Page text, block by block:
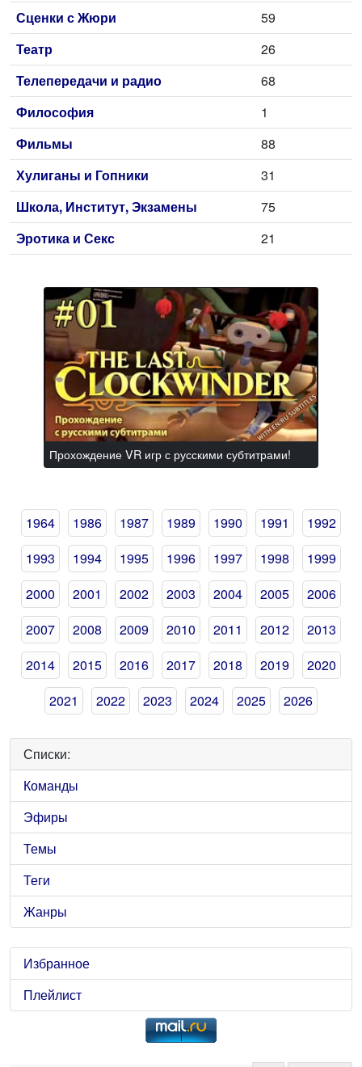
Сценки с Жюри
59
Театр
26
Телепередачи и радио
68
Философия
1
Фильмы
88
Хулиганы и Гопники
31
Школа, Институт, Экзамены
75
Эротика и Секс
21
Прохождение VR игр с русскими субтитрами!
1964 1986 1987 1989 1990 1991
1992
1993
1994 1995 1996 1997 1998
1999
2000
2001 2002 2003 2004 2005
2006
2007
2008 2009 2010 2011 2012
2013
2014
2015 2016 2017 2018 2019
2020
2021
2022 2023 2024 2025 2026
Списки:
Команды
Эфиры
Темы
Теги
Жанры
Избранное
Плейлист